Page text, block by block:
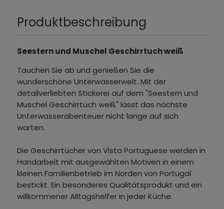
Produktbeschreibung
Seestern und Muschel Geschirrtuch weiß
Tauchen Sie ab und genießen Sie die
wunderschöne Unterwasserwelt. Mit der
detailverliebten Stickerei auf dem "Seestern und
Muschel Geschirrtuch weiß" lässt das nächste
Unterwasserabenteuer nicht lange auf sich
warten.
Die Geschirrtücher von Vista Portuguese werden in
Handarbeit mit ausgewählten Motiven in einem
kleinen Familienbetrieb im Norden von Portugal
bestickt. Ein besonderes Qualitätsprodukt und ein
willkommener Alltagshelfer in jeder Küche.